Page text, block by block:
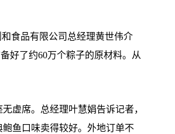
食品有限公司总经理黄世伟介
好了约60万个粽子的原材料。从
虚席。总经理叶慧娟告诉记者，
鱼口味卖得较好。外地订单不